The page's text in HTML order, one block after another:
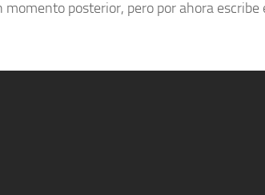
momento posterior, pero por ahora